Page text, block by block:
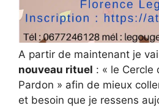
A partir de maintenant je
nouveau rituel : « le Cercle
Pardon » afin de mieux
et besoin que je ressens